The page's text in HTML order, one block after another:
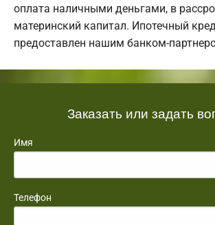
оплата наличными деньгами, в
материнский капитал. Ипотечный
предоставлен нашим банком-
Заказать или задать
Имя
Телефон